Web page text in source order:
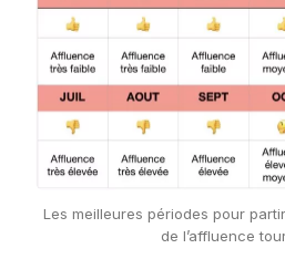
Les meilleures périodes pour
de l’affluence